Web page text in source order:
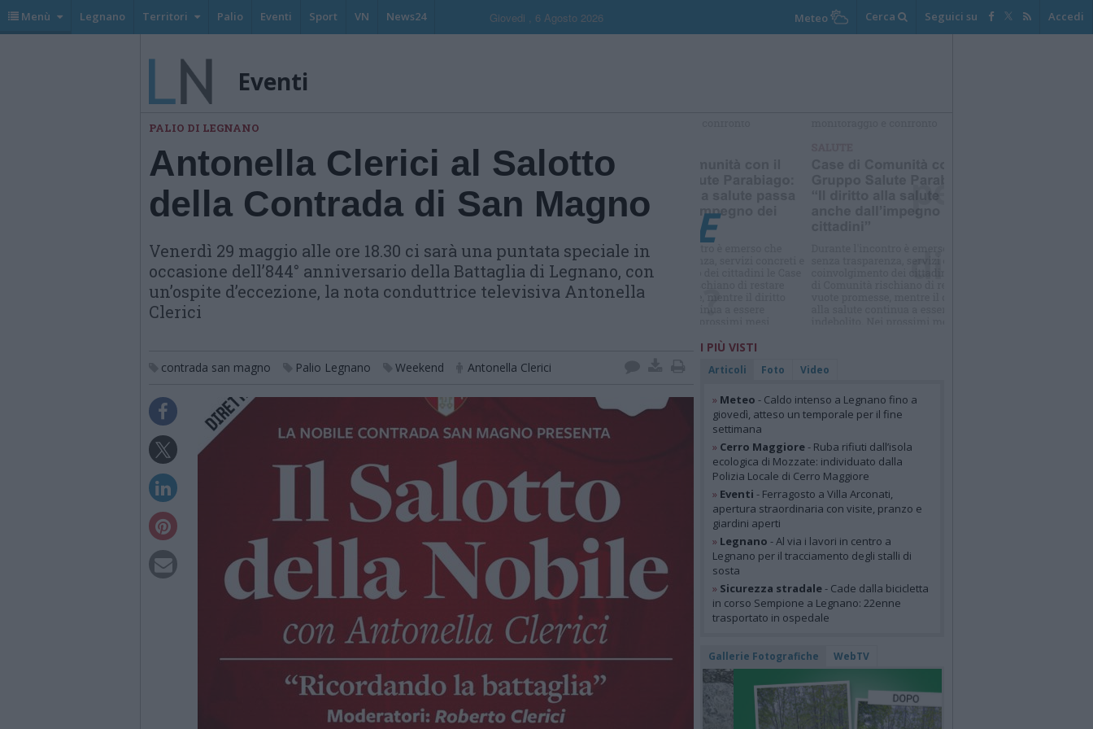
Menù Legnano Territori Palio Eventi Sport VN News24 Giovedi , 6 Agosto 2026 Meteo Cerca Seguici su Accedi
Eventi
PALIO DI LEGNANO
Antonella Clerici al Salotto
della Contrada di San Magno
Venerdì 29 maggio alle ore 18.30 ci sarà una puntata speciale in
occasione dell’844° anniversario della Battaglia di Legnano, con
un’ospite d’eccezione, la nota conduttrice televisiva Antonella
Clerici
contrada san magno Palio Legnano Weekend Antonella Clerici
I PIÙ VISTI
Articoli Foto Video
» Meteo - Caldo intenso a Legnano fino a
giovedì, atteso un temporale per il fine
settimana
» Cerro Maggiore- Ruba rifiuti dall’isola
ecologica di Mozzate: individuato dalla
Polizia Locale di Cerro Maggiore
» Eventi - Ferragosto a Villa Arconati,
apertura straordinaria con visite, pranzo e
giardini aperti
» Legnano - Al via i lavori in centro a
Legnano per il tracciamento degli stalli di
sosta
» Sicurezza stradale- Cade dalla bicicletta
in corso Sempione a Legnano: 22enne
trasportato in ospedale
Gallerie Fotografiche WebTV